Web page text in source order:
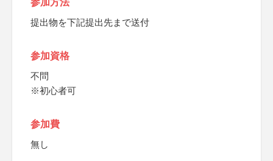
参加方法
提出物を下記提出先まで送付
参加資格
不問
※初心者可
参加費
無し